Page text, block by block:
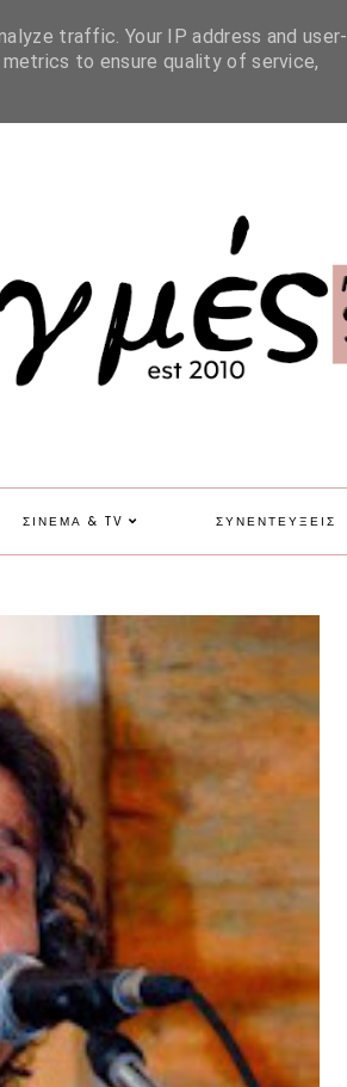
ΣΙΝΕΜΑ & TV ΣΥΝΕΝΤΕΥΞΕΙΣ
traffic. Your IP address and user-
to ensure quality of service,